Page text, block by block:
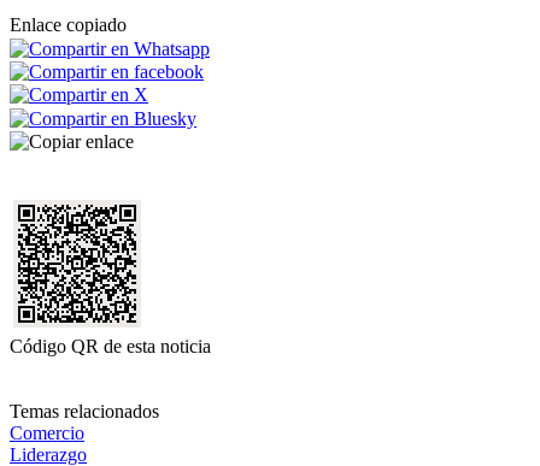
Enlace copiado
Código QR de esta noticia
Temas relacionados
Comercio
Liderazgo